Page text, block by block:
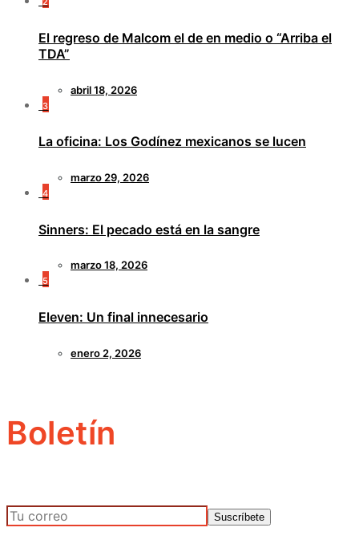
El regreso de Malcom el de en medio o “Arriba el
TDA”
abril 18, 2026
3
La oficina: Los Godínez mexicanos se lucen
marzo 29, 2026
4
Sinners: El pecado está en la sangre
marzo 18, 2026
5
Eleven: Un final innecesario
enero 2, 2026
Boletín